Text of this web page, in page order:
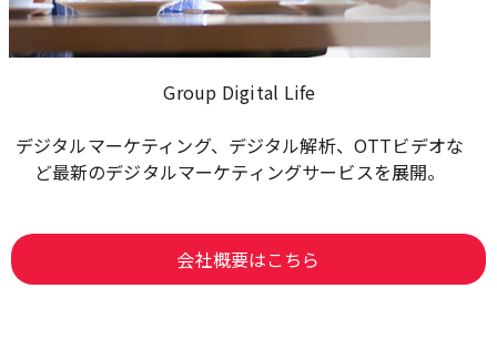
Group Digital Life
デジタルマーケティング、デジタル解析、OTTビデオな
ど最新のデジタルマーケティングサービスを展開。
会社概要はこちら